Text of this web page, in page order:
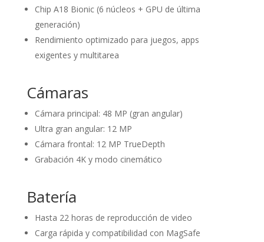
Chip A18 Bionic (6 núcleos + GPU de última
generación)
Rendimiento optimizado para juegos, apps
exigentes y multitarea
Cámaras
Cámara principal: 48 MP (gran angular)
Ultra gran angular: 12 MP
Cámara frontal: 12 MP TrueDepth
Grabación 4K y modo cinemático
Batería
Hasta 22 horas de reproducción de video
Carga rápida y compatibilidad con MagSafe